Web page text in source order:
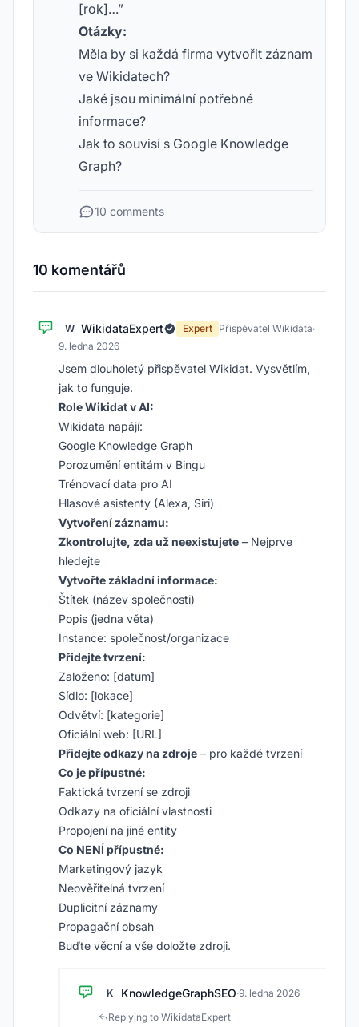
[rok]…”
Otázky:
Měla by si každá firma vytvořit záznam
ve Wikidatech?
Jaké jsou minimální potřebné
informace?
Jak to souvisí s Google Knowledge
Graph?
10 comments
10 komentářů
W WikidataExpert Expert Přispěvatel Wikidata·
9. ledna 2026
Jsem dlouholetý přispěvatel Wikidat. Vysvětlím,
jak to funguje.
Role Wikidat v AI:
Wikidata napájí:
Google Knowledge Graph
Porozumění entitám v Bingu
Trénovací data pro AI
Hlasové asistenty (Alexa, Siri)
Vytvoření záznamu:
Zkontrolujte, zda už neexistujete – Nejprve
hledejte
Vytvořte základní informace:
Štítek (název společnosti)
Popis (jedna věta)
Instance: společnost/organizace
Přidejte tvrzení:
Založeno: [datum]
Sídlo: [lokace]
Odvětví: [kategorie]
Oficiální web: [URL]
Přidejte odkazy na zdroje – pro každé tvrzení
Co je přípustné:
Faktická tvrzení se zdroji
Odkazy na oficiální vlastnosti
Propojení na jiné entity
Co NENÍ přípustné:
Marketingový jazyk
Neověřitelná tvrzení
Duplicitní záznamy
Propagační obsah
Buďte věcní a vše doložte zdroji.
K KnowledgeGraphSEO·9. ledna 2026
Replying to WikidataExpert